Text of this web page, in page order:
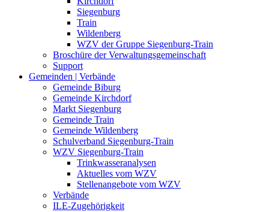
Siegenburg
Train
Wildenberg
WZV der Gruppe Siegenburg-Train
Broschüre der Verwaltungsgemeinschaft
Support
Gemeinden | Verbände
Gemeinde Biburg
Gemeinde Kirchdorf
Markt Siegenburg
Gemeinde Train
Gemeinde Wildenberg
Schulverband Siegenburg-Train
WZV Siegenburg-Train
Trinkwasseranalysen
Aktuelles vom WZV
Stellenangebote vom WZV
Verbände
ILE-Zugehörigkeit